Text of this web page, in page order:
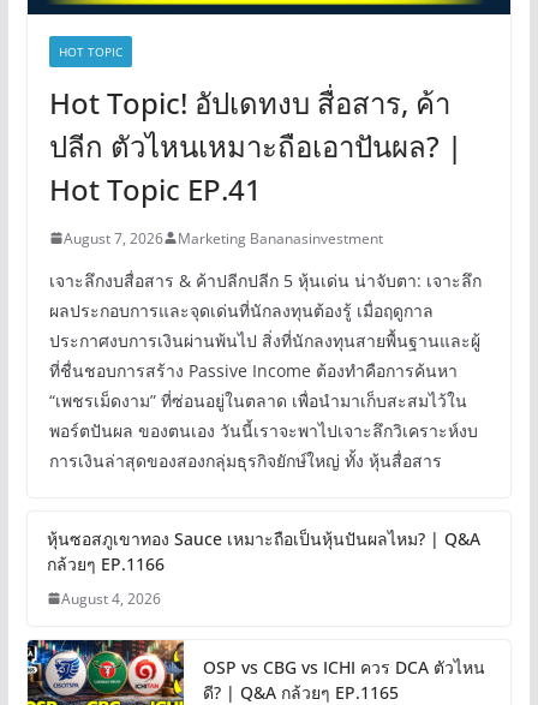
HOT TOPIC
Hot Topic! อัปเดทงบ สื่อสาร, ค้า
ปลีก ตัวไหนเหมาะถือเอาปันผล? |
Hot Topic EP.41
August 7, 2026 Marketing Bananasinvestment
เจาะลึกงบสื่อสาร & ค้าปลีกปลีก 5 หุ้นเด่น น่าจับตา: เจาะลึก
ผลประกอบการและจุดเด่นที่นักลงทุนต้องรู้ เมื่อฤดูกาล
ประกาศงบการเงินผ่านพ้นไป สิ่งที่นักลงทุนสายพื้นฐานและผู้
ที่ชื่นชอบการสร้าง Passive Income ต้องทำคือการค้นหา
“เพชรเม็ดงาม” ที่ซ่อนอยู่ในตลาด เพื่อนำมาเก็บสะสมไว้ใน
พอร์ตปันผล ของตนเอง วันนี้เราจะพาไปเจาะลึกวิเคราะห์งบ
การเงินล่าสุดของสองกลุ่มธุรกิจยักษ์ใหญ่ ทั้ง หุ้นสื่อสาร
หุ้นซอสภูเขาทอง Sauce เหมาะถือเป็นหุ้นปันผลไหม? | Q&A
กล้วยๆ EP.1166
August 4, 2026
OSP vs CBG vs ICHI ควร DCA ตัวไหน
ดี? | Q&A กล้วยๆ EP.1165